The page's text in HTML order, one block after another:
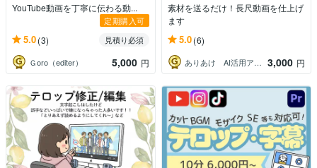
YouTube動画を丁寧に伝わる動...
定期購入可
5.0(3)
見積り必須
Ｇoro（editer）
5,000 円
素材を送るだけ！長尺動画を仕上げ
ます
5.0(6)
ありあけ AI活用アドバイザー 3,000 円